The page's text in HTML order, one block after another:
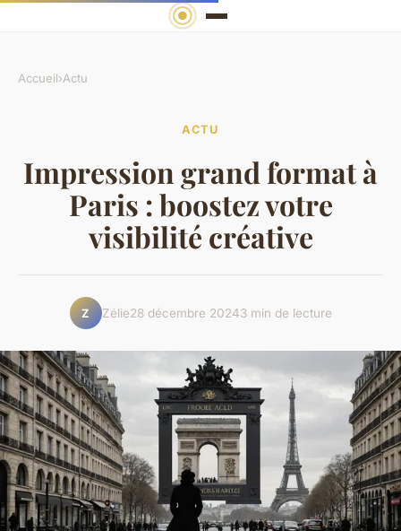
Accueil›Actu
ACTU
Impression grand format à
Paris : boostez votre
visibilité créative
Z Zélie28 décembre 20243 min de lecture